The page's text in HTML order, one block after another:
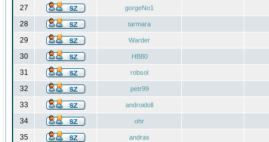
27 gorgeNo1
28 tarmara
29 Warder
30 HB80
31 robsol
32 petr99
33 androidoll
34 ohr
35 andras